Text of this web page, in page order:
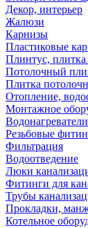
Декор, интерьер
Жалюзи
Карнизы
Пластиковые
Плинтус, плитка
Потолочный
Плитка
Отопление,
Монтажное
Водонагреватели
Резьбовые
Фильтрация
Водоотведение
Люки
Фитинги для
Трубы
Прокладки,
Котельное